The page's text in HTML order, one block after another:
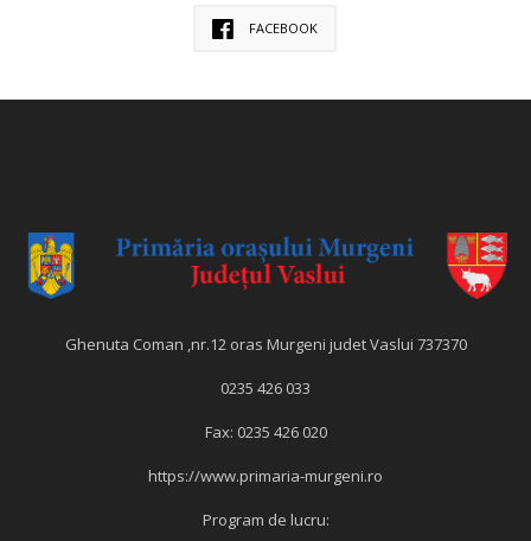
FACEBOOK
Ghenuta Coman ,nr.12 oras Murgeni judet Vaslui 737370
0235 426 033
Fax: 0235 426 020
https://www.primaria-murgeni.ro
Program de lucru: